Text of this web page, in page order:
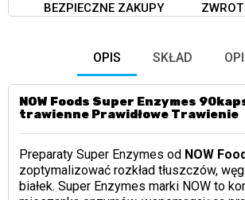
BEZPIECZNE ZAKUPY
OPIS SKŁAD
NOW Foods Super Enzymes
trawienne Prawidłowe Trawienie
Preparaty Super Enzymes od NOW
zoptymalizować rozkład tłuszczów,
białek. Super Enzymes marki NOW to